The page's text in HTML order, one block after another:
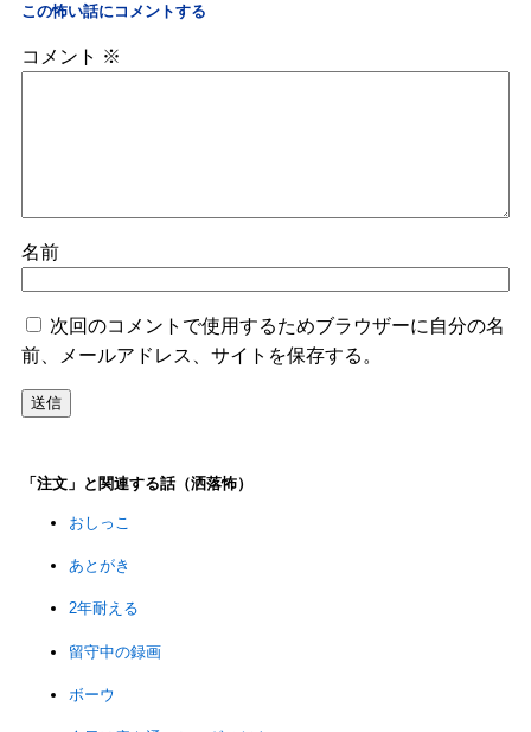
この怖い話にコメントする
コメント ※
名前
次回のコメントで使用するためブラウザーに自分の名
前、メールアドレス、サイトを保存する。
「注文」と関連する話（洒落怖）
おしっこ
あとがき
2年耐える
留守中の録画
ボーウ